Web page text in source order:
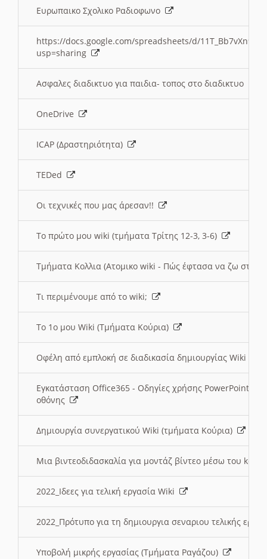
Ευρωπαικο Σχολικο Ραδιοφωνο
https://docs.google.com/spreadsheets/d/
usp=sharing
Ασφαλες διαδικτυο για παιδια- τοπος στο διαδικτυο
OneDrive
ICAP (Δραστηριότητα)
TEDed
Οι τεχνικές που μας άρεσαν!!
Το πρώτο μου wiki (τμήματα Τρίτης 12-3, 3-6)
Τμήματα Κολλια (Ατομικο wiki - Πώς έφτασα να ζω στην
Τι περιμένουμε από το wiki;
Το 1ο μου Wiki (Τμήματα Κούρια)
Οφέλη από εμπλοκή σε διαδικασία δημιουργίας Wiki
Εγκατάσταση Office365 - Οδηγίες χρήσης PowerPoint
οθόνης
Δημιουργία συνεργατικού Wiki (τμήματα Κούρια)
Μια βιντεοδιδασκαλία για μοντάζ βίντεο μέσω του
2022_Ιδεες για τελική εργασία Wiki
2022_Πρότυπο για τη δημιουργια σεναριου τελικής
Υποβολή μικρής εργασίας (Τμήματα Ραγάζου)